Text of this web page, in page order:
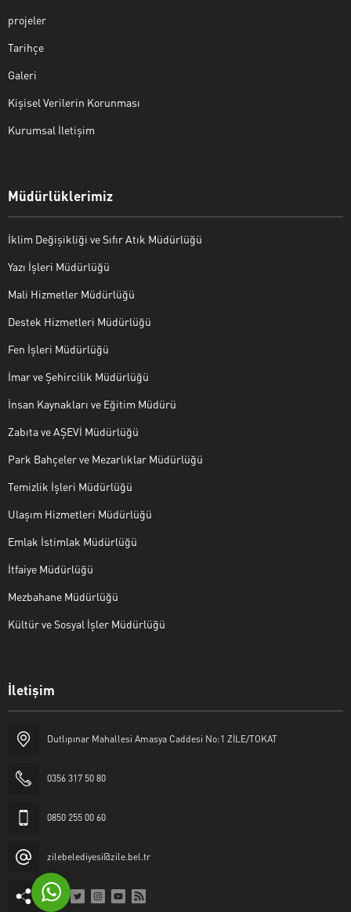
projeler
Tarihçe
Galeri
Kişisel Verilerin Korunması
Kurumsal İletişim
Müdürlüklerimiz
İklim Değişikliği ve Sıfır Atık Müdürlüğü
Yazı İşleri Müdürlüğü
Mali Hizmetler Müdürlüğü
Destek Hizmetleri Müdürlüğü
Fen İşleri Müdürlüğü
İmar ve Şehircilik Müdürlüğü
İnsan Kaynakları ve Eğitim Müdürü
Zabıta ve AŞEVİ Müdürlüğü
Park Bahçeler ve Mezarlıklar Müdürlüğü
Temizlik İşleri Müdürlüğü
Ulaşım Hizmetleri Müdürlüğü
Emlak İstimlak Müdürlüğü
İtfaiye Müdürlüğü
Mezbahane Müdürlüğü
Kültür ve Sosyal İşler Müdürlüğü
İletişim
Dutlıpınar Mahallesi Amasya Caddesi No:1 ZİLE/TOKAT
0356 317 50 80
0850 255 00 60
zilebelediyesi@zile.bel.tr